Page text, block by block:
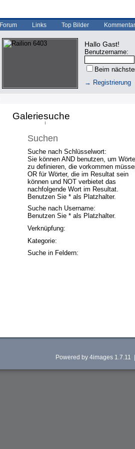
Forum Links Top Bilder
Hallo Gast!
Benutzername:
Beim
→ Registrierung
Galeriesuche
Suchen
Suche nach Schlüsselwort:
Sie können AND benutzen, um
zu definieren, die vorkommen
OR für Wörter, die im Resultat sein
können und NOT verbietet das
nachfolgende Wort im Resultat.
Benutzen Sie * als Platzhalter.
Suche nach Username:
Benutzen Sie * als Platzhalter.
Verknüpfung:
Kategorie:
Suche in Feldern:
Powered by 4images 1.7.11